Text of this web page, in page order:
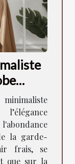
la garde-
frais, se
que sur la